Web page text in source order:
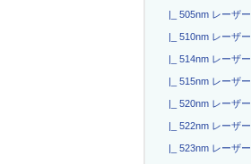
|_ 505nm レーザー
|_ 510nm レーザー
|_ 514nm レーザー
|_ 515nm レーザー
|_ 520nm レーザー
|_ 522nm レーザー
|_ 523nm レーザー